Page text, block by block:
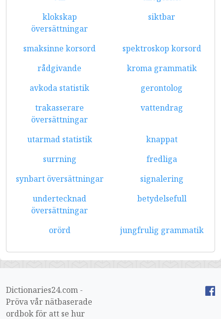
klokskap
översättningar
siktbar
smaksinne korsord
spektroskop korsord
rådgivande
kroma grammatik
avkoda statistik
gerontolog
trakasserare
översättningar
vattendrag
utarmad statistik
knappat
surrning
fredliga
synbart översättningar
signalering
undertecknad
översättningar
betydelsefull
orörd jungfrulig grammatik
Dictionaries24.com -
Pröva vår nätbaserade
ordbok för att se hur